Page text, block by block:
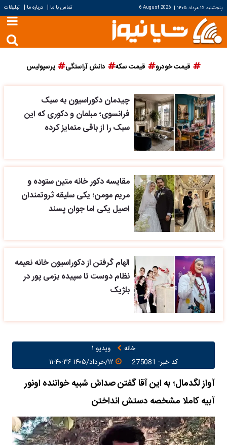
پنجشنبه ۱۵ مرداد ۱۴۰۵ |
6 August 2026 تماس با ما | درباره ما | تبلیغات
قیمت خودرو قیمت سکه دانش آراستگی پرسپولیس
چیدمان دکوراسیون به سبک
فرانسوی؛ مبلمان و دکوری که این
سبک را از باقی متمایز کرده
مقایسه دکور خانه متین ستوده و
مریم مومن؛ یکی سلیقه ثروتمندان
اصیل یکی اما جوان پسند
الهام گرفتن از دکوراسیون خانه نعیمه
نظام دوست تا سپیده بزمی پور در
بلژیک
خانه
ویدیو ۱
کد خبر: 275081
آواز لگدمال؛ به این آقا گفتن صداش شبیه خواننده اونور
آبیه کاملا مشخصه دستش انداختن